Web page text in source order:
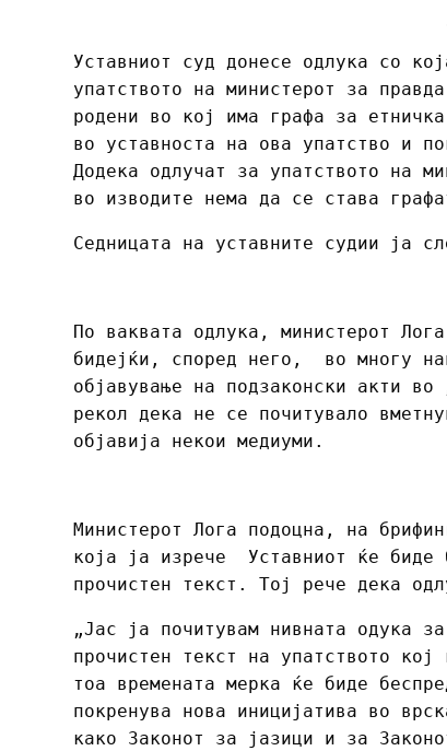
Уставниот суд донесе одлука со
упатството на министерот за
родени во кој има графа за
во уставноста на ова упатство и
Додека одлучат за упатството на
во изводите нема да се става
Седницата на уставните судии ја
По ваквата одлука, министерот
бидејќи, според него, во многу
објавување на подзаконски акти
рекол дека не се почитувало
објавија некои медиуми.
Министерот Лога подоцна, на
која ja изрече Уставниот ќе биде
прочистен текст. Тој рече дека
„Јас ја почитувам нивната одука
прочистен текст на упатството
тоа времената мерка ќе биде
покренува нова иницијатива во
како Законот за јазици и за